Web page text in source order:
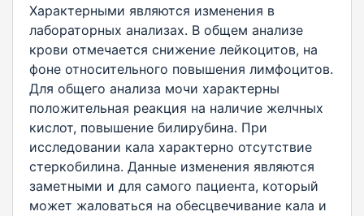
Характерными являются изменения в
лабораторных анализах. В общем анализе
крови отмечается снижение лейкоцитов, на
фоне относительного повышения лимфоцитов.
Для общего анализа мочи характерны
положительная реакция на наличие желчных
кислот, повышение билирубина. При
исследовании кала характерно отсутствие
стеркобилина. Данные изменения являются
заметными и для самого пациента, который
может жаловаться на обесцвечивание кала и